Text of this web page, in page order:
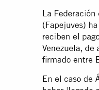
La Federación
(Fapejuves)
reciben el
Venezuela,
firmado entre
En el caso de